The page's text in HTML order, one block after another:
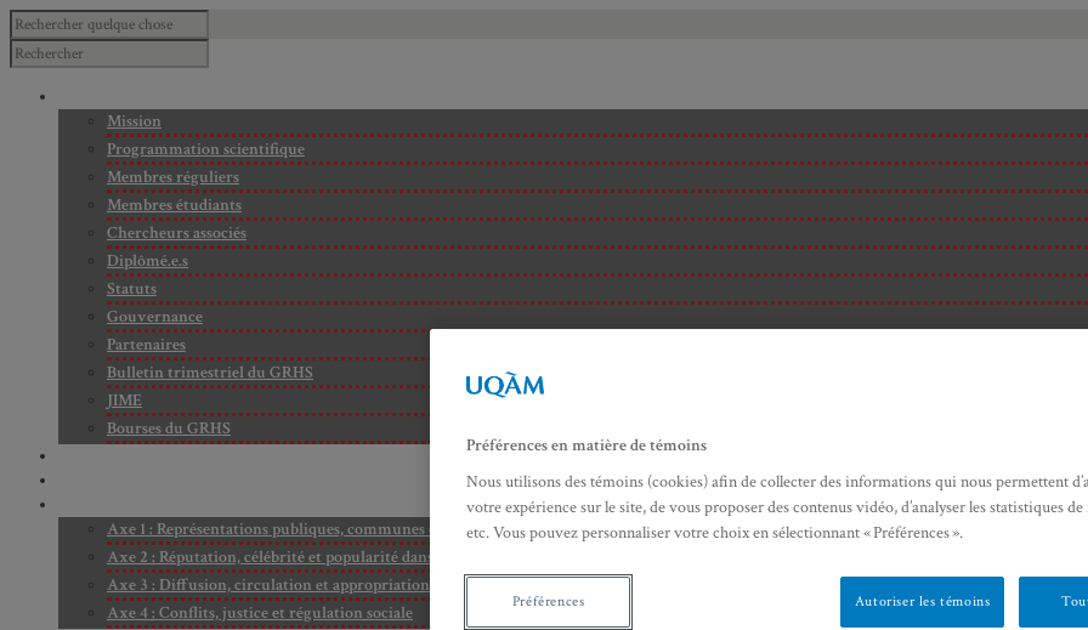
Mission
Programmation scientifique
Membres réguliers
Membres étudiants
Chercheurs associés
Diplômé.e.s
Statuts
Gouvernance
Partenaires
Bulletin trimestriel du GRHS
JIME
Bourses du GRHS
Axe 1 : Représentations publiques, communes et privées de la Cité
Axe 2 : Réputation, célébrité et popularité dans l’espace public
Axe 3 : Diffusion, circulation et appropriation des savoirs
Axe 4 : Conflits, justice et régulation sociale
Préférences en matière de témoins
Nous utilisons des témoins (cookies) afin de collecter des informations qui nous permettent
votre expérience sur le site, de vous proposer des contenus vidéo, d’analyser les statistiques
etc. Vous pouvez personnaliser votre choix en sélectionnant « Préférences ».
Autoriser les témoins
Préférences